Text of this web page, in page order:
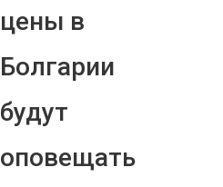
цены в
Болгарии
будут
оповещать